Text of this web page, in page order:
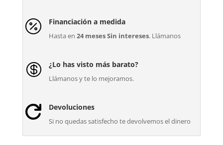
 Financiación a medida
Hasta en 24 meses Sin intereses. Llámanos
 ¿Lo has visto más barato?
Llámanos y te lo mejoramos.
 Devoluciones
Si no quedas satisfecho te devolvemos el dinero